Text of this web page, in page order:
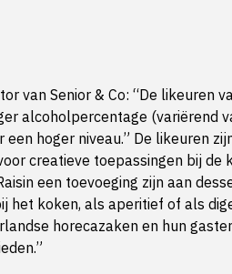
van Senior & Co: “De likeuren
alcoholpercentage (variërend
hoger niveau.” De likeuren
creatieve toepassingen bij de
een toevoeging zijn aan
het koken, als aperitief of als
horecazaken en hun